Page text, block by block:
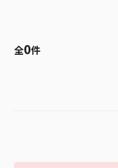
全0件